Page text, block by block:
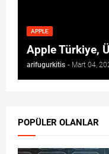
APPLE
Apple Türkiye,
arifugurkitis - Mart 04,
POPÜLER OLANLAR